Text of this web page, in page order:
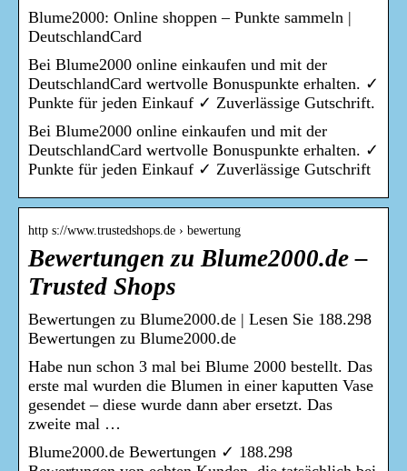
Blume2000: Online shoppen – Punkte sammeln |
DeutschlandCard
Bei Blume2000 online einkaufen und mit der
DeutschlandCard wertvolle Bonuspunkte erhalten. ✓
Punkte für jeden Einkauf ✓ Zuverlässige Gutschrift.
Bei Blume2000 online einkaufen und mit der
DeutschlandCard wertvolle Bonuspunkte erhalten. ✓
Punkte für jeden Einkauf ✓ Zuverlässige Gutschrift
http s://www.trustedshops.de › bewertung
Bewertungen zu Blume2000.de –
Trusted Shops
Bewertungen zu Blume2000.de | Lesen Sie 188.298
Bewertungen zu Blume2000.de
Habe nun schon 3 mal bei Blume 2000 bestellt. Das
erste mal wurden die Blumen in einer kaputten Vase
gesendet – diese wurde dann aber ersetzt. Das
zweite mal …
Blume2000.de Bewertungen ✓ 188.298